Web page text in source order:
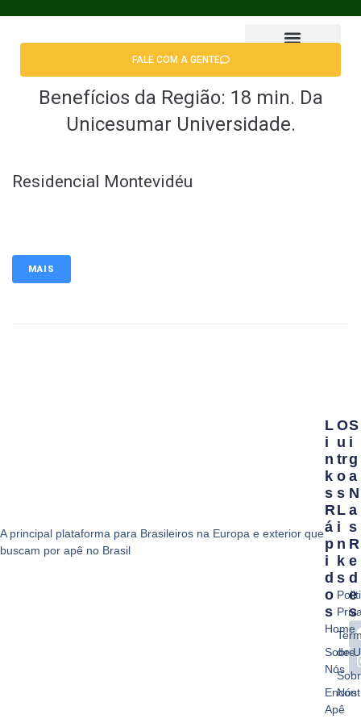
FALE COM A GENTE
Benefícios da Região: 18 min. Da
Unicesumar Universidade.
Residencial Montevidéu
MAIS
A principal plataforma para Brasileiros na Europa e exterior que
buscam por apê no Brasil
O
U
Tr
O
S
L
I
N
K
S
de
Nós
L
I
N
K
S
R
Á
P
I
D
O
S
Home
Sobre
Nós
Apê
S
I
G
A
N
A
S
R
E
D
E
S